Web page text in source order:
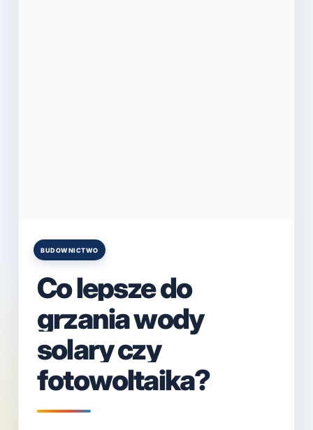
Posted
BUDOWNICTWO
Co lepsze do
grzania wody
solary czy
fotowoltaika?